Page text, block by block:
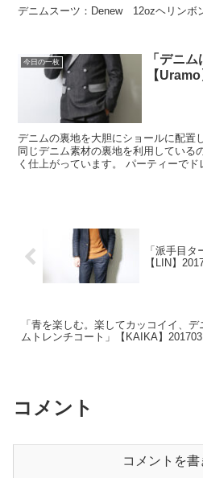
デニムスーツ：Denew 12ozヘリンボ
今日の一枚
「デニ
【
デニムの裏地を大胆にショールに配置
同じデニム素材の裏地を利用している
く仕上がっています。 パーティーで
「派手目タ
【LIN】
「青を楽しむ。楽してカッコイイ、デ
ムトレンチコート」【KAIKA】
コメント
コメントを書